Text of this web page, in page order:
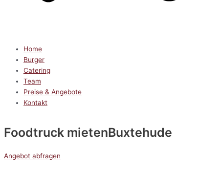
Home
Burger
Catering
Team
Preise & Angebote
Kontakt
Foodtruck mietenBuxtehude
Angebot abfragen